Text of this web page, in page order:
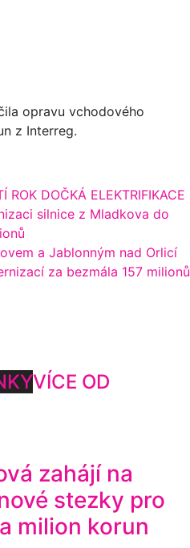
opravu vchodového
z Interreg.
ROK DOČKÁ ELEKTRIFIKACE
silnice z Mladkova do
a Jablonným nad Orlicí
za bezmála 157 milionů
VÍCE OD
zahájí na
stezky pro
milion korun